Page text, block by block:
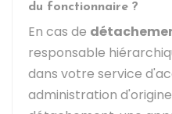
du fonctionnaire ?
En cas de
responsable
dans votre service
administration